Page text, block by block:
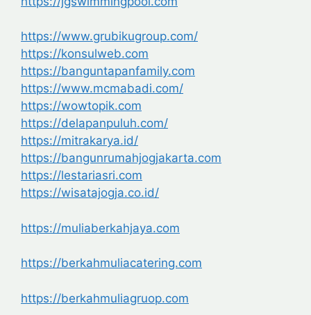
https://www.grubikugroup.com/
https://konsulweb.com
https://banguntapanfamily.com
https://www.mcmabadi.com/
https://wowtopik.com
https://delapanpuluh.com/
https://mitrakarya.id/
https://bangunrumahjogjakarta.com
https://lestariasri.com
https://wisatajogja.co.id/
https://muliaberkahjaya.com
https://berkahmuliacatering.com
https://berkahmuliagruop.com